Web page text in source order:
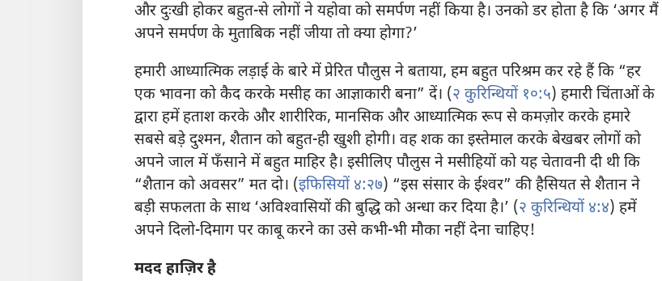
और दुःखी होकर बहुत-से लोगों ने यहोवा को समर्पण नहीं किया है। उनको डर होता है कि ‘अगर मैं
अपने समर्पण के मुताबिक नहीं जीया तो क्या होगा?’
हमारी आध्यात्मिक लड़ाई के बारे में प्रेरित पौलुस ने बताया, हम बहुत परिश्रम कर रहे हैं कि “हर
एक भावना को कैद करके मसीह का आज्ञाकारी बना” दें। (२ कुरिन्थियों १०:५) हमारी चिंताओं के
द्वारा हमें हताश करके और शारीरिक, मानसिक और आध्यात्मिक रूप से कमज़ोर करके हमारे
सबसे बड़े दुश्‍मन, शैतान को बहुत-ही खुशी होगी। वह शक का इस्तेमाल करके बेखबर लोगों को
अपने जाल में फँसाने में बहुत माहिर है। इसीलिए पौलुस ने मसीहियों को यह चेतावनी दी थी कि
“शैतान को अवसर” मत दो। (इफिसियों ४:२७) “इस संसार के ईश्‍वर” की हैसियत से शैतान ने
बड़ी सफलता के साथ ‘अविश्‍वासियों की बुद्धि को अन्धा कर दिया है।’ (२ कुरिन्थियों ४:४) हमें
अपने दिलो-दिमाग पर काबू करने का उसे कभी-भी मौका नहीं देना चाहिए!
मदद हाज़िर है